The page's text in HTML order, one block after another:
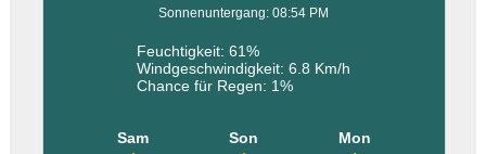
Sonnenuntergang: 08:54 PM
Feuchtigkeit: 61%
Windgeschwindigkeit: 6.8 Km/h
Chance für Regen: 1%
Sam Son Mon